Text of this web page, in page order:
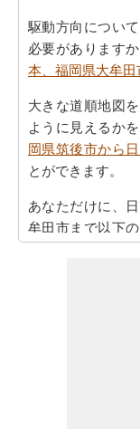
駆動方向につい
必要があります
本、福岡県大牟
大きな道順地図
ように見えるか
岡県筑後市から
とができます。
あなただけに、
牟田市まで以下